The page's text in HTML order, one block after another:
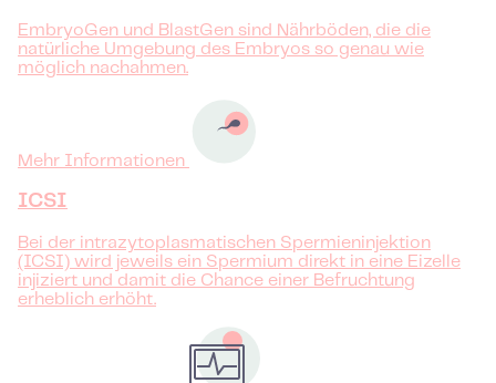
EmbryoGen und BlastGen sind Nährböden, die die
natürliche Umgebung des Embryos so genau wie
möglich nachahmen.
Mehr Informationen
ICSI
Bei der intrazytoplasmatischen Spermieninjektion
(ICSI) wird jeweils ein Spermium direkt in eine Eizelle
injiziert und damit die Chance einer Befruchtung
erheblich erhöht.